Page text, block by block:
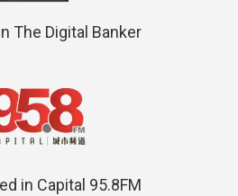
The Digital Banker
in Capital 95.8FM